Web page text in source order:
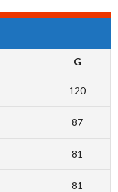
G
120
87
81
81